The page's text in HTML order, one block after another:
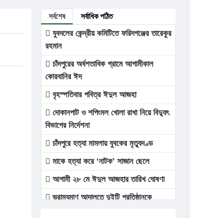
সর্বশেষ সর্বাধিক পঠিত
যুবদলের কেন্দ্রীয় কমিটিতে ফরিদগঞ্জের তারেকুর
রহমান
চাঁদপুরের অর্ধশতাধিক গ্রামে আগামীকাল
কোরবানির ঈদ
বৃহস্পতিবার পবিত্র ঈদুল আজহা
দোকানপাট ও শপিংমল খোলা রাখা নিয়ে বিদ্যুৎ
বিভাগের নির্দেশনা
চাঁদপুরে হত্যা মামলায় যুবকের মৃত্যুদণ্ড
মাকে হত্যা করে ‘নাটক’ সাজান ছেলে
আগামী ২৮ মে ঈদুল আজহার তারিখ ঘোষণা
ভ্রাম্যমাণ আদালতে দুইটি প্রতিষ্ঠানকে